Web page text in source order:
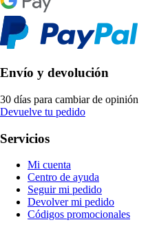
Envío y devolución
30 días para cambiar de opinión
Devuelve tu pedido
Servicios
Mi cuenta
Centro de ayuda
Seguir mi pedido
Devolver mi pedido
Códigos promocionales